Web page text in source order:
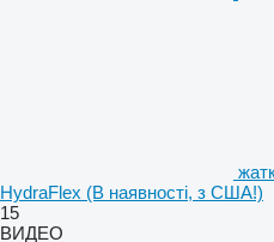
HydraFlex (В наявності, з США!)
15
ВИДЕО